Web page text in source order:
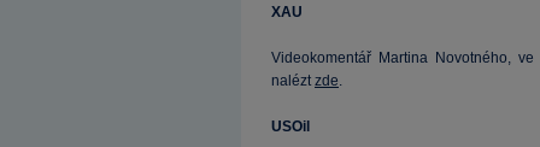
XAU
Videokomentář Martina Novotného,
naléztzde.
USOil